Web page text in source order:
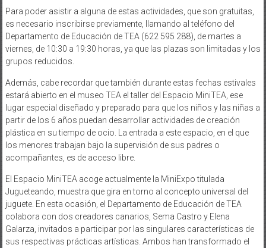
Para poder asistir a alguna de estas actividades, que son gratuitas,
es necesario inscribirse previamente, llamando al teléfono del
Departamento de Educación de TEA (622 595 288), de martes a
viernes, de 10:30 a 19:30 horas, ya que las plazas son limitadas y los
grupos reducidos.
Además, cabe recordar que también durante estas fechas estivales
estará abierto en el museo TEA el taller del Espacio MiniTEA, ese
lugar especial diseñado y preparado para que los niños y las niñas a
partir de los 6 años puedan desarrollar actividades de creación
plástica en su tiempo de ocio. La entrada a este espacio, en el que
los menores trabajan bajo la supervisión de sus padres o
acompañantes, es de acceso libre.
El Espacio MiniTEA acoge actualmente la MiniExpo titulada
Jugueteando, muestra que gira en torno al concepto universal del
juguete. En esta ocasión, el Departamento de Educación de TEA
colabora con dos creadores canarios, Sema Castro y Elena
Galarza, invitados a participar por las singulares características de
sus respectivas prácticas artísticas. Ambos han transformado el